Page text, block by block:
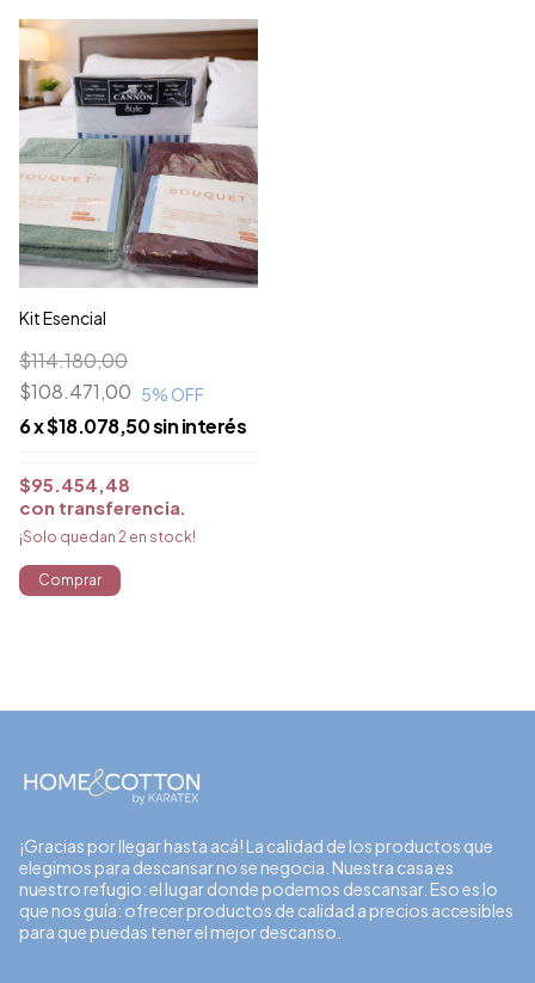
Kit Esencial
$108.471,00
$114.180,00
5% OFF
6x$18.078,50sin interés
$95.454,48
con transferencia
¡Solo quedan 2 en stock!
Comprar
¡Gracias por llegar hasta acá! La calidad de los productos que
elegimos para descansar no se negocia. Nuestra casa es
nuestro refugio: el lugar donde podemos descansar. Eso es lo
que nos guía: ofrecer productos de calidad a precios accesibles
para que puedas tener el mejor descanso.